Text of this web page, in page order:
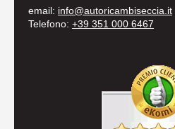
email: info@autoricambiseccia.it
Telefono: +39 351 000 6467